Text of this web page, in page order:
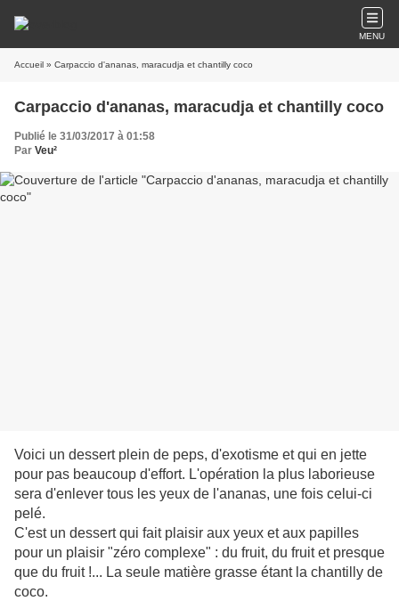
MENU
Accueil » Carpaccio d'ananas, maracudja et chantilly coco
Carpaccio d'ananas, maracudja et chantilly coco
Publié le 31/03/2017 à 01:58
Par Veu²
Voici un dessert plein de peps, d'exotisme et qui en jette
pour pas beaucoup d'effort. L'opération la plus laborieuse
sera d'enlever tous les yeux de l'ananas, une fois celui-ci
pelé.
C'est un dessert qui fait plaisir aux yeux et aux papilles
pour un plaisir "zéro complexe" : du fruit, du fruit et presque
que du fruit !... La seule matière grasse étant la chantilly de
coco.